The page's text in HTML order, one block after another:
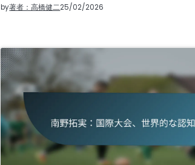
by著者：高橋健二25/02/2026